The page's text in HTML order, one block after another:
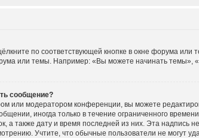
по соответствующей кнопке в окне форума
или темы. Например: «Вы можете начинать темы»,
сообщение?
или модератором конференции, вы можете
иногда только в течение ограниченного
а также дату и время последней из них. Эта
Учтите, что обычные пользователи не могут